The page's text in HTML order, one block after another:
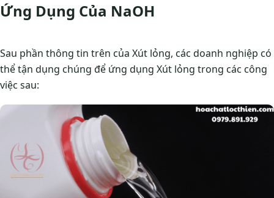
Ứng Dụng Của NaOH
Sau phần thông tin trên của Xút lỏng, các doanh nghiệp có
thể tận dụng chúng để ứng dụng Xút lỏng trong các công
việc sau: